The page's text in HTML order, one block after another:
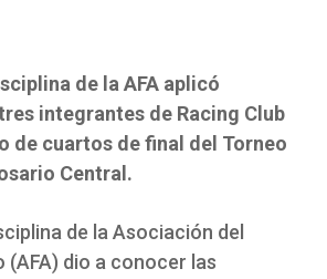
de la AFA aplicó
integrantes de Racing Club
de cuartos de final del Torneo
Central.
de la Asociación del
dio a conocer las